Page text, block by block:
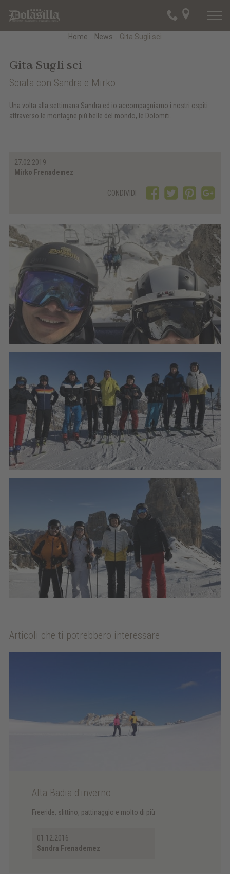
Home News Gita Sugli sci
Gita Sugli sci
Sciata con Sandra e Mirko
Una volta alla settimana Sandra ed io accompagniamo i nostri ospiti
attraverso le montagne più belle del mondo, le Dolomiti.
27.02.2019
Mirko Frenademez
CONDIVIDI
Articoli che ti potrebbero interessare
Alta Badia d'inverno
Freeride, slittino, pattinaggio e molto di più
01.12.2016
Sandra Frenademez